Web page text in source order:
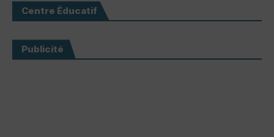
Centre Éducatif
Publicité